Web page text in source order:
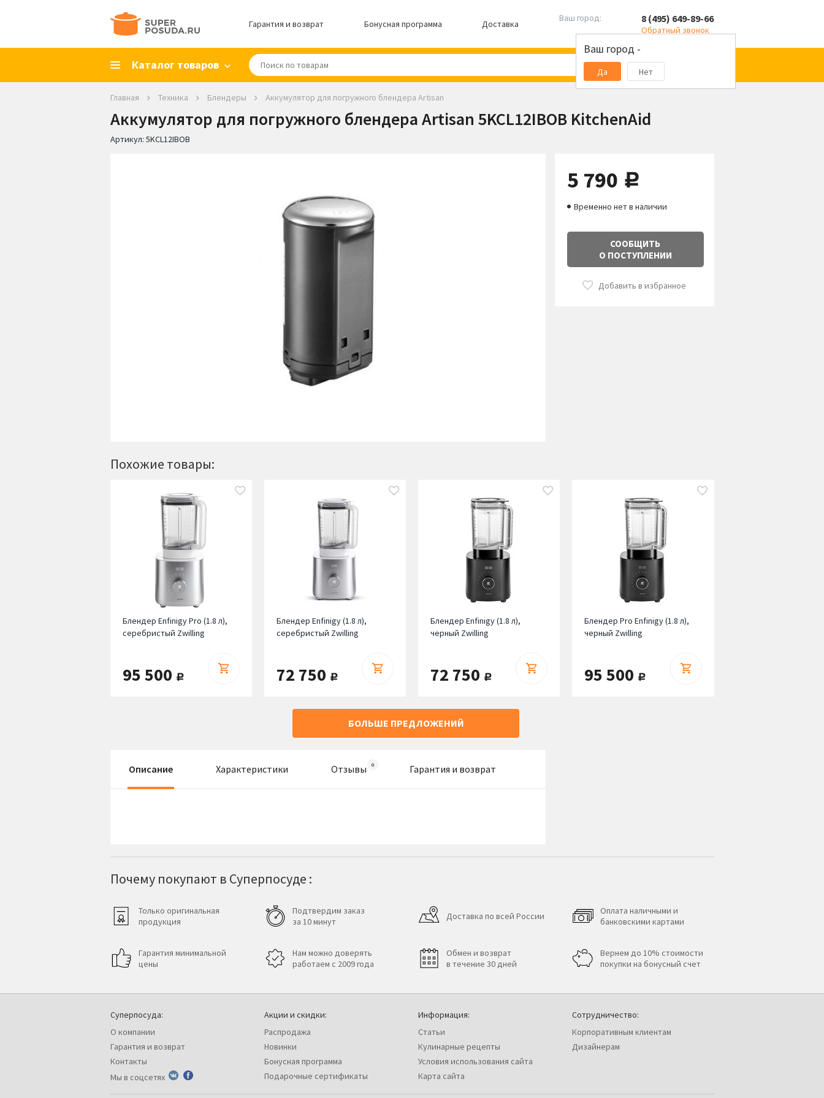
Гарантия и возврат Бонусная программа Доставка
Ваш город:
Ваш город -
Да Нет
8 (495) 649-89-66
Обратный звонок
Каталог товаров
Главная Техника Блендеры Аккумулятор для погружного блендера Artisan
Аккумулятор для погружного блендера Artisan 5KCL12IBOB KitchenAid
Артикул: 5KCL12IBOB
5 790 руб.
Временно нет в наличии
СООБЩИТЬ
О ПОСТУПЛЕНИИ
Добавить в избранное
Похожие товары:
Блендер Enfinigy Pro (1.8 л),
серебристый Zwilling
95 500 руб.
Блендер Enfinigy (1.8 л),
серебристый Zwilling
72 750 руб.
Блендер Enfinigy (1.8 л),
черный Zwilling
72 750 руб.
Блендер Pro Enfinigy (1.8 л),
черный Zwilling
95 500 руб.
БОЛЬШЕ ПРЕДЛОЖЕНИЙ
Описание Характеристики Отзывы Гарантия и возврат
Почему покупают в Суперпосуде :
Только оригинальная
продукция
Гарантия минимальной
цены
Подтвердим заказ
за 10 минут
Нам можно доверять
работаем с 2009 года
Доставка по всей России
Обмен и возврат
в течение 30 дней
Оплата наличными и
банковскими картами
Вернем до 10% стоимости
покупки на бонусный счет
Суперпосуда:
О компании
Гарантия и возврат
Контакты
Мы в соцсетях
Акции и скидки:
Распродажа
Новинки
Бонусная программа
Подарочные сертификаты
Информация:
Статьи
Кулинарные рецепты
Условия использования сайта
Карта сайта
Сотрудничество:
Корпоративным клиентам
Дизайнерам